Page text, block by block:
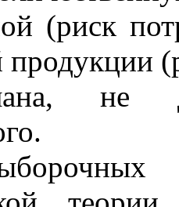
(риск
продукции
не